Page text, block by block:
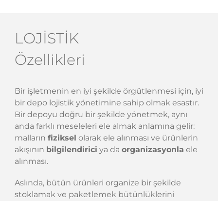
LOJİSTİK
Özellikleri
Bir işletmenin en iyi şekilde örgütlenmesi için, iyi
bir depo lojistik yönetimine sahip olmak esastır.
Bir depoyu doğru bir şekilde yönetmek, aynı
anda farklı meseleleri ele almak anlamına gelir:
malların fiziksel olarak ele alınması ve ürünlerin
akışının bilgilendirici ya da organizasyonla ele
alınması.
Aslında, bütün ürünleri organize bir şekilde
stoklamak ve paketlemek bütünlüklerini